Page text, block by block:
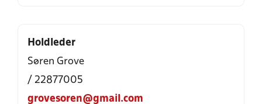
Holdleder
Søren Grove
/ 22877005
grovesoren@gmail.com